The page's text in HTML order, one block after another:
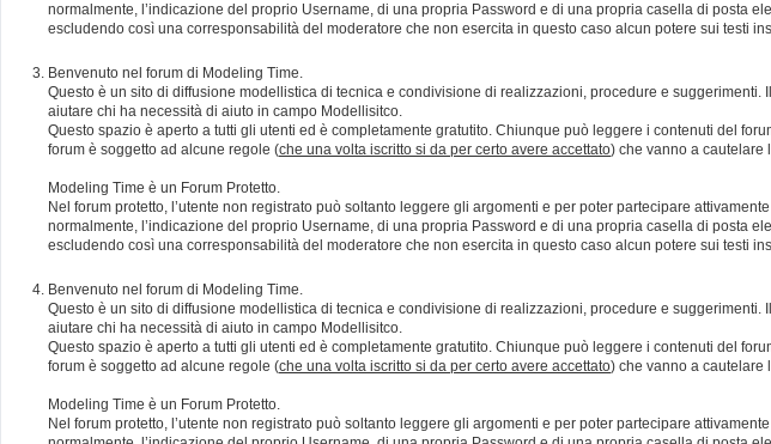
normalmente, l’indicazione del proprio Username, di una propria Password e di una propria casella di posta
escludendo così una corresponsabilità del moderatore che non esercita in questo caso alcun potere sui testi
Benvenuto nel forum di Modeling Time.
Questo è un sito di diffusione modellistica di tecnica e condivisione di realizzazioni, procedure e
aiutare chi ha necessità di aiuto in campo Modellisitco.
Questo spazio è aperto a tutti gli utenti ed è completamente gratutito. Chiunque può leggere i contenuti del
forum è soggetto ad alcune regole (che una volta iscritto si da per certo avere accettato) che vanno a cautelare
Modeling Time è un Forum Protetto.
Nel forum protetto, l’utente non registrato può soltanto leggere gli argomenti e per poter partecipare
normalmente, l’indicazione del proprio Username, di una propria Password e di una propria casella di posta
escludendo così una corresponsabilità del moderatore che non esercita in questo caso alcun potere sui testi
Benvenuto nel forum di Modeling Time.
Questo è un sito di diffusione modellistica di tecnica e condivisione di realizzazioni, procedure e
aiutare chi ha necessità di aiuto in campo Modellisitco.
Questo spazio è aperto a tutti gli utenti ed è completamente gratutito. Chiunque può leggere i contenuti del
forum è soggetto ad alcune regole (che una volta iscritto si da per certo avere accettato) che vanno a cautelare
Modeling Time è un Forum Protetto.
Nel forum protetto, l’utente non registrato può soltanto leggere gli argomenti e per poter partecipare